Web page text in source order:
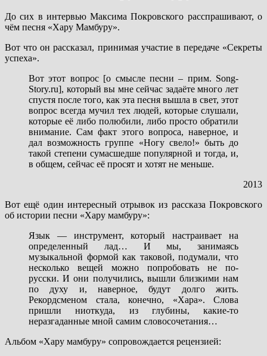
До сих в интервью Максима Покровского расспрашивают, о
чём песня «Хару Мамбуру».
Вот что он рассказал, принимая участие в передаче «Секреты
успеха».
Вот этот вопрос [о смысле песни – прим. Song-
Story.ru], который вы мне сейчас задаёте много лет
спустя после того, как эта песня вышла в свет, этот
вопрос всегда мучил тех людей, которые слушали,
которые её либо полюбили, либо просто обратили
внимание. Сам факт этого вопроса, наверное, и
дал возможность группе «Ногу свело!» быть до
такой степени сумасшедше популярной и тогда, и,
в общем, сейчас её просят и хотят не меньше.
2013
Вот ещё один интересный отрывок из рассказа Покровского
об истории песни «Хару мамбуру»:
Язык — инструмент, который настраивает на
определенный лад… И мы, занимаясь
музыкальной формой как таковой, подумали, что
несколько вещей можно попробовать не по-
русски. И они получились, вышли близкими нам
по духу и, наверное, будут долго жить.
Рекордсменом стала, конечно, «Хара». Слова
пришли ниоткуда, из глубины, какие-то
неразгаданные мной самим словосочетания…
Альбом «Хару мамбуру» сопровождается рецензией: